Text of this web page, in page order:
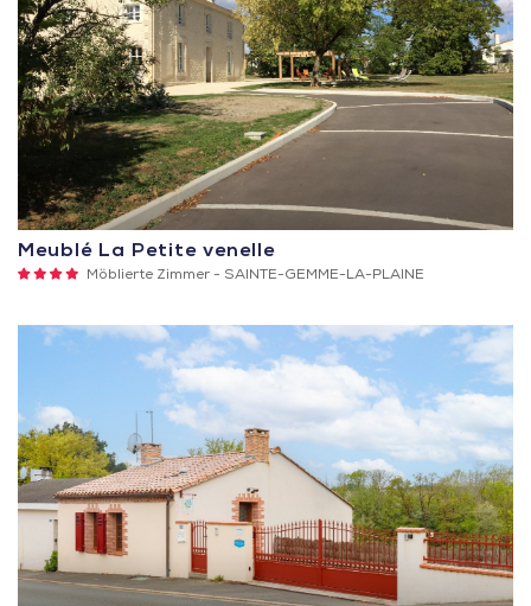
Meublé La Petite venelle
Möblierte Zimmer - SAINTE-GEMME-LA-PLAINE